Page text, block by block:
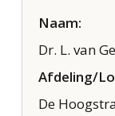
Naam:
Dr. L. van
Afdeling/
De